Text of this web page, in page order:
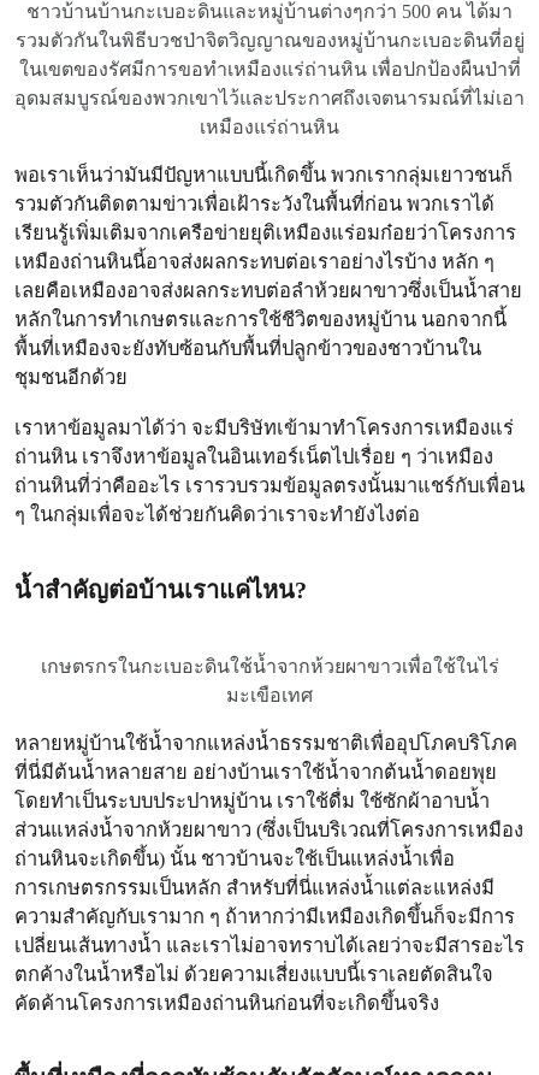
ชาวบ้านบ้านกะเบอะดินและหมู่บ้านต่างๆกว่า 500 คน ได้มา
รวมตัวกันในพิธีบวชป่าจิตวิญญาณของหมู่บ้านกะเบอะดินที่อยู่
ในเขตของรัศมีการขอทำเหมืองแร่ถ่านหิน เพื่อปกป้องผืนป่าที่
อุดมสมบูรณ์ของพวกเขาไว้และประกาศถึงเจตนารมณ์ที่ไม่เอา
เหมืองแร่ถ่านหิน
พอเราเห็นว่ามันมีปัญหาแบบนี้เกิดขึ้น พวกเรากลุ่มเยาวชนก็
รวมตัวกันติดตามข่าวเพื่อเฝ้าระวังในพื้นที่ก่อน พวกเราได้
เรียนรู้เพิ่มเติมจากเครือข่ายยุติเหมืองแร่อมก๋อยว่าโครงการ
เหมืองถ่านหินนี้อาจส่งผลกระทบต่อเราอย่างไรบ้าง หลัก ๆ
เลยคือเหมืองอาจส่งผลกระทบต่อลำห้วยผาขาวซึ่งเป็นน้ำสาย
หลักในการทำเกษตรและการใช้ชีวิตของหมู่บ้าน นอกจากนี้
พื้นที่เหมืองจะยังทับซ้อนกับพื้นที่ปลูกข้าวของชาวบ้านใน
ชุมชนอีกด้วย
เราหาข้อมูลมาได้ว่า จะมีบริษัทเข้ามาทำโครงการเหมืองแร่
ถ่านหิน เราจึงหาข้อมูลในอินเทอร์เน็ตไปเรื่อย ๆ ว่าเหมือง
ถ่านหินที่ว่าคืออะไร เรารวบรวมข้อมูลตรงนั้นมาแชร์กับเพื่อน
ๆ ในกลุ่มเพื่อจะได้ช่วยกันคิดว่าเราจะทำยังไงต่อ
น้ำสำคัญต่อบ้านเราแค่ไหน?
เกษตรกรในกะเบอะดินใช้น้ำจากห้วยผาขาวเพื่อใช้ในไร่
มะเขือเทศ
หลายหมู่บ้านใช้น้ำจากแหล่งน้ำธรรมชาติเพื่ออุปโภคบริโภค
ที่นี่มีต้นน้ำหลายสาย อย่างบ้านเราใช้น้ำจากต้นน้ำดอยพุย
โดยทำเป็นระบบประปาหมู่บ้าน เราใช้ดื่ม ใช้ซักผ้าอาบน้ำ
ส่วนแหล่งน้ำจากห้วยผาขาว (ซึ่งเป็นบริเวณที่โครงการเหมือง
ถ่านหินจะเกิดขึ้น) นั้น ชาวบ้านจะใช้เป็นแหล่งน้ำเพื่อ
การเกษตรกรรมเป็นหลัก สำหรับที่นี่แหล่งน้ำแต่ละแหล่งมี
ความสำคัญกับเรามาก ๆ ถ้าหากว่ามีเหมืองเกิดขึ้นก็จะมีการ
เปลี่ยนเส้นทางน้ำ และเราไม่อาจทราบได้เลยว่าจะมีสารอะไร
ตกค้างในน้ำหรือไม่ ด้วยความเสี่ยงแบบนี้เราเลยตัดสินใจ
คัดค้านโครงการเหมืองถ่านหินก่อนที่จะเกิดขึ้นจริง